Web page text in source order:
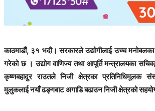
काठमाडौं, ३१ भदौ। सरकारले उद्योगीलाई उच्च
गरेको छ । उद्योग वाणिज्य तथा आपूर्ति मन्त्रालयका
कृष्णबहादुर राउतले निजी क्षेत्रका प्रतिनिधिमूलक
मुलुकलाई नयाँ ढङ्गबाट अगाडि बढाउन निजी क्षेत्रको